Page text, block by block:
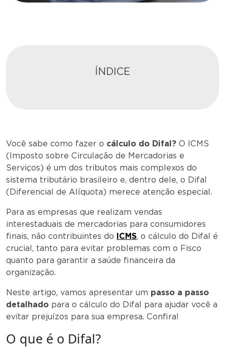
ÍNDICE
Você sabe como fazer o cálculo do Difal? O ICMS
(Imposto sobre Circulação de Mercadorias e
Serviços) é um dos tributos mais complexos do
sistema tributário brasileiro e, dentro dele, o Difal
(Diferencial de Alíquota) merece atenção especial.
Para as empresas que realizam vendas
interestaduais de mercadorias para consumidores
finais, não contribuintes do ICMS, o cálculo do Difal é
crucial, tanto para evitar problemas com o Fisco
quanto para garantir a saúde financeira da
organização.
Neste artigo, vamos apresentar um passo a passo
detalhado para o cálculo do Difal para ajudar você a
evitar prejuízos para sua empresa. Confira!
O que é o Difal?